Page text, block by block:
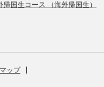
国生コース （海外帰国生）
ップ